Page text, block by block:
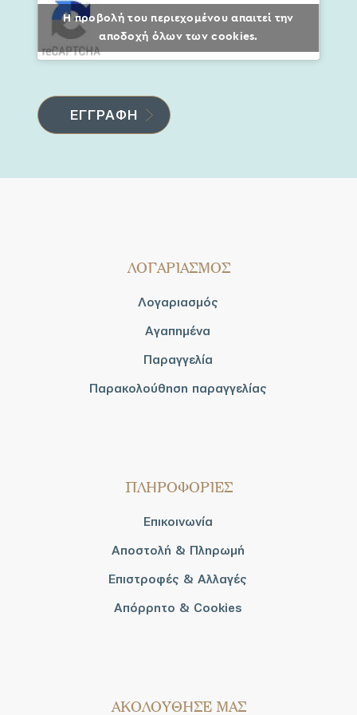
Η προβολή του περιεχομένου απαιτεί την
αποδοχή όλων των cookies.
ΛΟΓΑΡΙΑΣΜΟΣ
Λογαριασμός
Αγαπημένα
Παραγγελία
Παρακολούθηση παραγγελίας
ΠΛΗΡΟΦΟΡΙΕΣ
Επικοινωνία
Αποστολή & Πληρωμή
Επιστροφές & Αλλαγές
Απόρρητο & Cookies
AΚΟΛΟΥΘΗΣΕ ΜΑΣ